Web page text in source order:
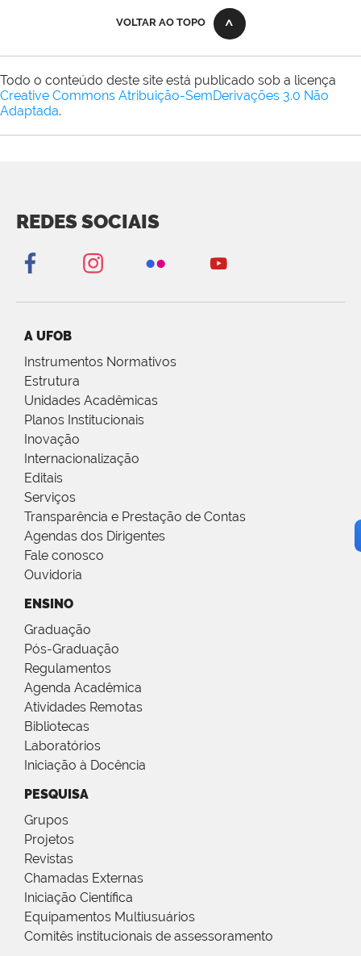
VOLTAR AO TOPO
Todo o conteúdo deste site está publicado sob a licença
Creative Commons Atribuição-SemDerivações 3.0 Não
Adaptada.
REDES SOCIAIS
A UFOB
Instrumentos Normativos
Estrutura
Unidades Acadêmicas
Planos Institucionais
Inovação
Internacionalização
Editais
Serviços
Transparência e Prestação de Contas
Agendas dos Dirigentes
Fale conosco
Ouvidoria
ENSINO
Graduação
Pós-Graduação
Regulamentos
Agenda Acadêmica
Atividades Remotas
Bibliotecas
Laboratórios
Iniciação à Docência
PESQUISA
Grupos
Projetos
Revistas
Chamadas Externas
Iniciação Científica
Equipamentos Multiusuários
Comitês institucionais de assessoramento